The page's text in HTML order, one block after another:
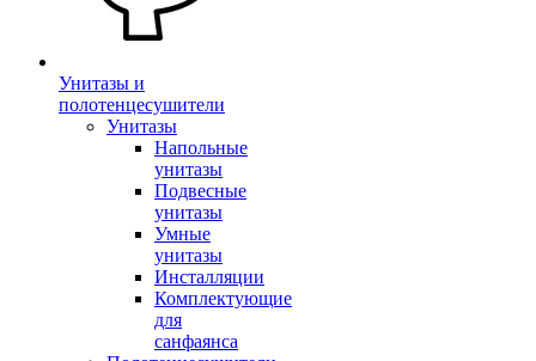
Унитазы и
полотенцесушители
Унитазы
Напольные
унитазы
Подвесные
унитазы
Умные
унитазы
Инсталляции
Комплектующие
для
санфаянса